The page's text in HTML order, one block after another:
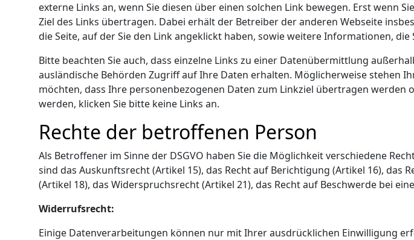
externe Links an, wenn Sie diesen über einen solchen Link bewegen. Erst wenn
Ziel des Links übertragen. Dabei erhält der Betreiber der anderen Webseite
die Seite, auf der Sie den Link angeklickt haben, sowie weitere Informationen,
Bitte beachten Sie auch, dass einzelne Links zu einer Datenübermittlung
ausländische Behörden Zugriff auf Ihre Daten erhalten. Möglicherweise stehen
möchten, dass Ihre personenbezogenen Daten zum Linkziel übertragen
werden, klicken Sie bitte keine Links an.
Rechte der betroffenen Person
Als Betroffener im Sinne der DSGVO haben Sie die Möglichkeit verschiedene
sind das Auskunftsrecht (Artikel 15), das Recht auf Berichtigung (Artikel 16), das
(Artikel 18), das Widerspruchsrecht (Artikel 21), das Recht auf Beschwerde bei
Widerrufsrecht:
Einige Datenverarbeitungen können nur mit Ihrer ausdrücklichen Einwilligung